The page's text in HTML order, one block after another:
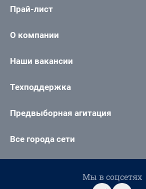
Прай-лист
О компании
Наши вакансии
Техподдержка
Предвыборная агитация
Все города сети
Мы в соцсетях